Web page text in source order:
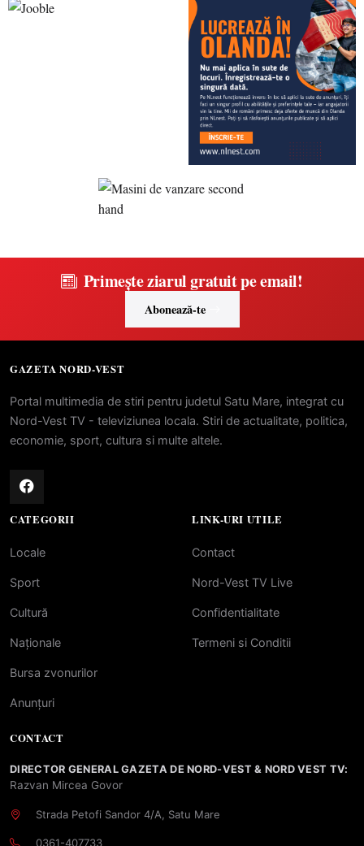
Primește ziarul gratuit pe email!
Abonează-te
GAZETA NORD-VEST
Portal multimedia de stiri pentru judetul Satu Mare, integrat cu
Nord-Vest TV - televiziunea locala. Stiri de actualitate, politica,
economie, sport, cultura si multe altele.
CATEGORII
Locale
Sport
Cultură
Naționale
Bursa zvonurilor
Anunțuri
LINK-URI UTILE
Contact
Nord-Vest TV Live
Confidentialitate
Termeni si Conditii
CONTACT
DIRECTOR GENERAL GAZETA DE NORD-VEST & NORD VEST TV:
Razvan Mircea Govor
Strada Petofi Sandor 4/A, Satu Mare
0361-407733